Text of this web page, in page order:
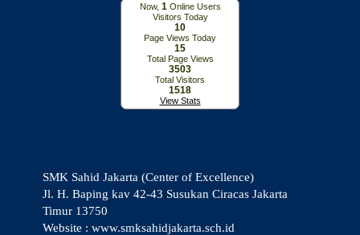
Now, 1 Online Users
Visitors Today
10
Page Views Today
15
Total Page Views
3503
Total Visitors
1518
View Stats
SMK Sahid Jakarta (Center of Excellence)
Jl. H. Baping kav 42-43 Susukan Ciracas Jakarta
Timur 13750
Website : www.smksahidjakarta.sch.id